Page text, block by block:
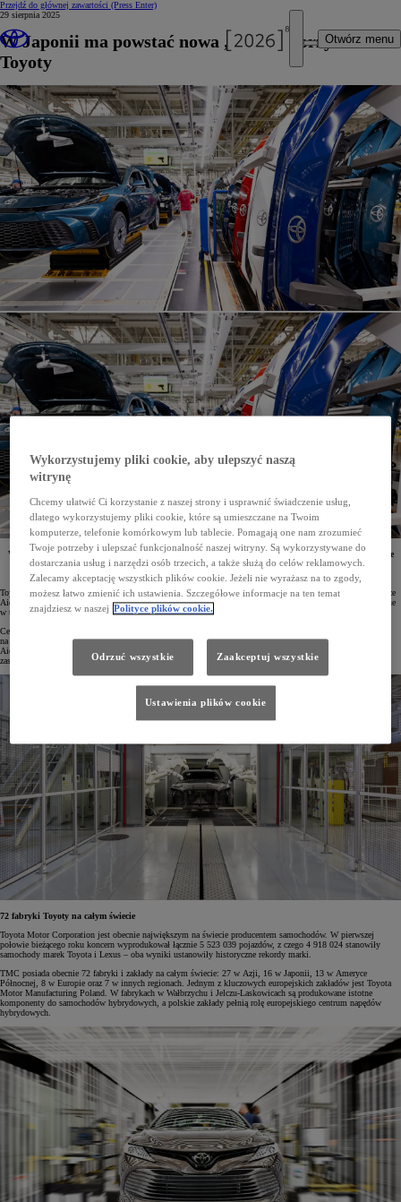
Przejdź do głównej zawartości (Press Enter)
Otwórz menu
29 sierpnia 2025
W Japonii ma powstać nowa „fabryka przyszłości”
Toyoty
W latach 30. XXI wieku Toyota planuje uruchomienie nowego zakładu produkcyjnego. W „fabryce
przyszłości” mają powstawać innowacyjne modele samochodów wytwarzane z zastosowaniem
najnowocześniejszych technologii.
Toyota zamierza wybudować nowy zakład produkcyjny w dzielnicy Teihoucho w mieście Toyota w prefekturze
Aichi. Fabryka miałaby rozpocząć działalność na początku lat 30. XXI wieku, a konkretne modele wytwarzane
w tym obiekcie na razie nie są jednak znane.
Celem powstania nowego zakładu jest utrzymanie rocznej zdolności produkcyjnej Toyoty w Japonii
na poziomie trzech milionów samochodów. Projekt realizowany jest we współpracy z władzami prefektury
Aichi, magistratem miasta Toyota oraz lokalną społecznością. Obiekt ma być „fabryką przyszłości”, w której
zastosowane zostaną najnowocześniejsze technologie produkcji.
72 fabryki Toyoty na całym świecie
Toyota Motor Corporation jest obecnie największym na świecie producentem samochodów. W pierwszej
połowie bieżącego roku koncern wyprodukował łącznie 5 523 039 pojazdów, z czego 4 918 024 stanowiły
samochody marek Toyota i Lexus – oba wyniki ustanowiły historyczne rekordy marki.
TMC posiada obecnie 72 fabryki i zakłady na całym świecie: 27 w Azji, 16 w Japonii, 13 w Ameryce
Północnej, 8 w Europie oraz 7 w innych regionach. Jednym z kluczowych europejskich zakładów jest Toyota
Motor Manufacturing Poland. W fabrykach w Wałbrzychu i Jelczu-Laskowicach są produkowane istotne
komponenty do samochodów hybrydowych, a polskie zakłady pełnią rolę europejskiego centrum napędów
hybrydowych.
Wykorzystujemy pliki cookie, aby ulepszyć naszą
witrynę
Chcemy ułatwić Ci korzystanie z naszej strony i usprawnić świadczenie usług,
dlatego wykorzystujemy pliki cookie, które są umieszczane na Twoim
komputerze, telefonie komórkowym lub tablecie. Pomagają one nam zrozumieć
Twoje potrzeby i ulepszać funkcjonalność naszej witryny. Są wykorzystywane do
dostarczania usług i narzędzi osób trzecich, a także służą do celów reklamowych.
Zalecamy akceptację wszystkich plików cookie. Jeżeli nie wyrażasz na to zgody,
możesz łatwo zmienić ich ustawienia. Szczegółowe informacje na ten temat
znajdziesz w naszej Polityce plików cookie.
Odrzuć wszystkie Zaakceptuj wszystkie
Ustawienia plików cookie